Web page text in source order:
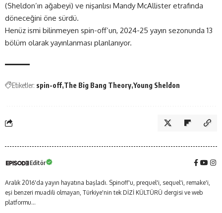
(Sheldon’ın ağabeyi) ve nişanlısı Mandy McAllister etrafında
döneceğini öne sürdü.
Henüz ismi bilinmeyen spin-off’un, 2024-25 yayın sezonunda 13
bölüm olarak yayınlanması planlanıyor.
Etiketler: spin-off The Big Bang Theory Young Sheldon
Editör
Aralık 2016'da yayın hayatına başladı. Spinoff'u, prequel'i, sequel'i, remake'i,
eşi benzeri muadili olmayan, Türkiye'nin tek DİZİ KÜLTÜRÜ dergisi ve web
platformu...